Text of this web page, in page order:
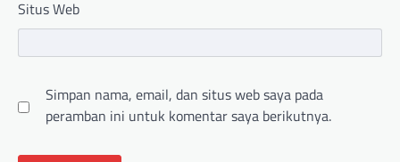
Situs Web
Simpan nama, email, dan situs web saya pada
peramban ini untuk komentar saya berikutnya.